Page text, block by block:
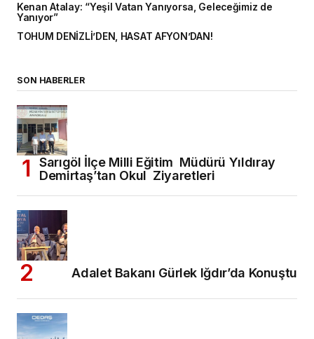
Kenan Atalay: “Yeşil Vatan Yanıyorsa, Geleceğimiz de
Yanıyor”
TOHUM DENİZLİ’DEN, HASAT AFYON’DAN!
SON HABERLER
Sarıgöl İlçe Milli Eğitim Müdürü Yıldıray
Demirtaş’tan Okul Ziyaretleri
Adalet Bakanı Gürlek Iğdır’da Konuştu